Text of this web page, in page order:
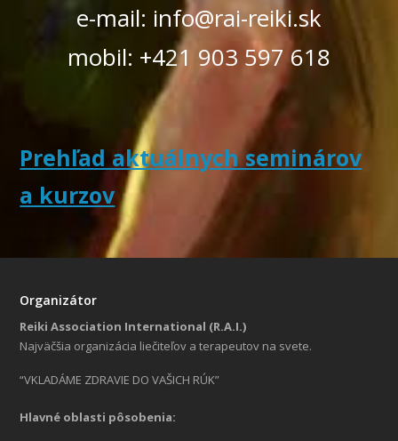
e-mail: info@rai-reiki.sk
mobil: +421 903 597 618
Prehľad aktuálnych seminárov
a kurzov
Organizátor
Reiki Association International (R.A.I.)
Najväčšia organizácia liečiteľov a terapeutov na svete.
“VKLADÁME ZDRAVIE DO VAŠICH RÚK”
Hlavné oblasti pôsobenia: